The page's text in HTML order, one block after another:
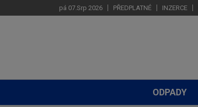
pá 07.Srp 2026 PŘEDPLATNÉ INZERCE
ODPADY